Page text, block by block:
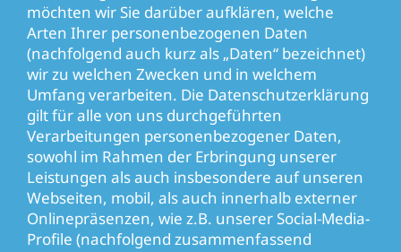
möchten wir Sie darüber aufklären, welche
Arten Ihrer personenbezogenen Daten
(nachfolgend auch kurz als „Daten“ bezeichnet)
wir zu welchen Zwecken und in welchem
Umfang verarbeiten. Die Datenschutzerklärung
gilt für alle von uns durchgeführten
Verarbeitungen personenbezogener Daten,
sowohl im Rahmen der Erbringung unserer
Leistungen als auch insbesondere auf unseren
Webseiten, mobil, als auch innerhalb externer
Onlinepräsenzen, wie z.B. unserer Social-Media-
Profile (nachfolgend zusammenfassend